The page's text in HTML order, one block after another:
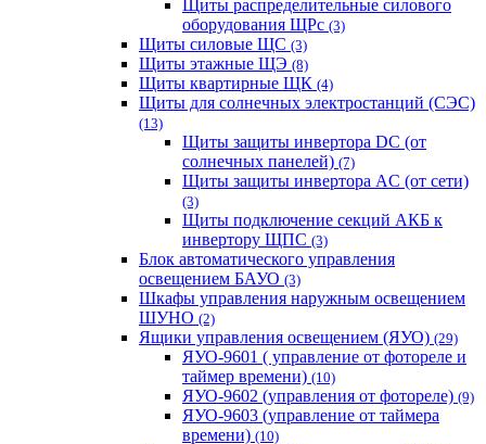
Щиты распределительные силового
оборудования ЩРс (3)
Щиты силовые ЩС (3)
Щиты этажные ЩЭ (8)
Щиты квартирные ЩК (4)
Щиты для солнечных электростанций (СЭС)
(13)
Щиты защиты инвертора DC (от
солнечных панелей) (7)
Щиты защиты инвертора AC (от сети)
(3)
Щиты подключение секций АКБ к
инвертору ЩПС (3)
Блок автоматического управления
освещением БАУО (3)
Шкафы управления наружным освещением
ШУНО (2)
Ящики управления освещением (ЯУО) (29)
ЯУО-9601 ( управление от фотореле и
таймер времени) (10)
ЯУО-9602 (управления от фотореле) (9)
ЯУО-9603 (управление от таймера
времени) (10)